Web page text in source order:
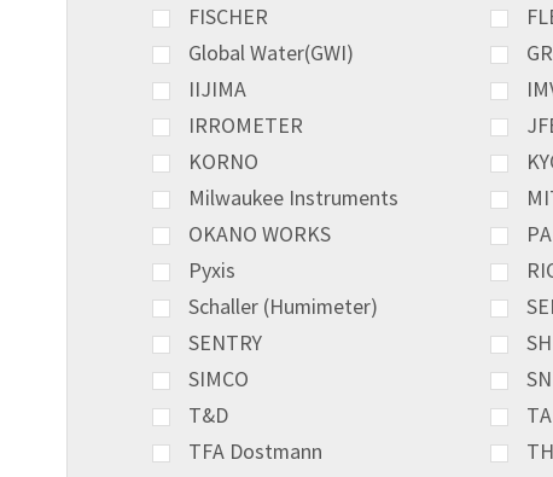
FISCHER
Global Water(GWI)
IIJIMA
IRROMETER
KORNO
Milwaukee Instruments
OKANO WORKS
Pyxis
Schaller (Humimeter)
SENTRY
SIMCO
T&D
TFA Dostmann